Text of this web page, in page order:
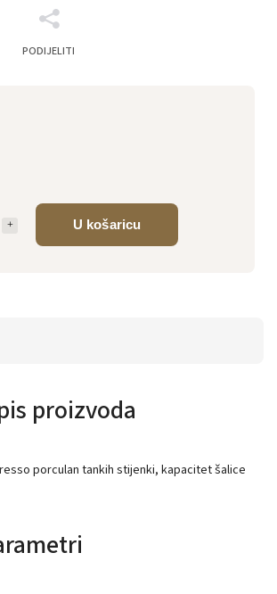
U košaricu
PODIJELITI
proizvoda
porculan tankih stijenki, kapacitet šalice